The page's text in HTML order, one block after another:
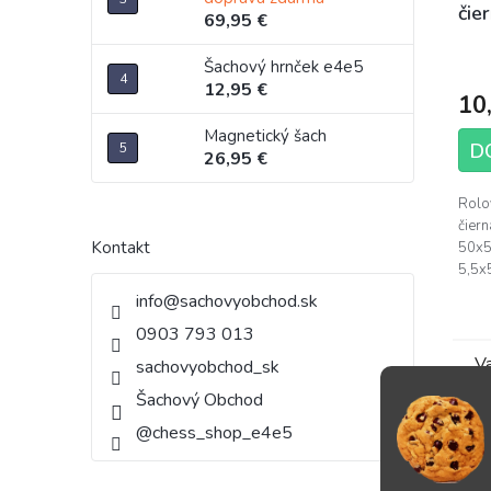
69,95 €
Šachový hrnček e4e5
12,95 €
Magnetický šach
26,95 €
Kontakt
info@sachovyobchod.sk
0903 793 013
sachovyobchod_sk
Šachový Obchod
@chess_shop_e4e5
je
5,0
5